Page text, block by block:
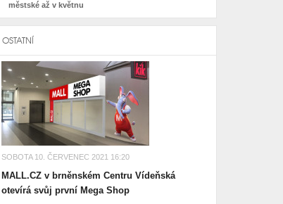
městské až v květnu
OSTATNÍ
SOBOTA 10. ČERVENEC 2021 16:20
MALL.CZ v brněnském Centru Vídeňská
otevírá svůj první Mega Shop